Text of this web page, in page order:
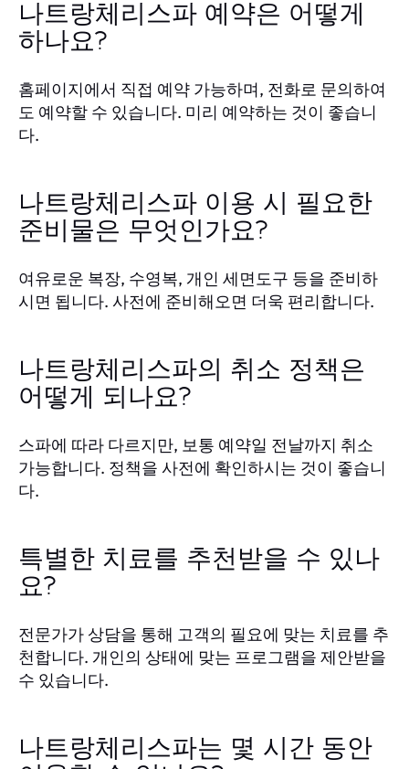
나트랑체리스파 예약은 어떻게
하나요?
홈페이지에서 직접 예약 가능하며, 전화로 문의하여
도 예약할 수 있습니다. 미리 예약하는 것이 좋습니
다.
나트랑체리스파 이용 시 필요한
준비물은 무엇인가요?
여유로운 복장, 수영복, 개인 세면도구 등을 준비하
시면 됩니다. 사전에 준비해오면 더욱 편리합니다.
나트랑체리스파의 취소 정책은
어떻게 되나요?
스파에 따라 다르지만, 보통 예약일 전날까지 취소
가능합니다. 정책을 사전에 확인하시는 것이 좋습니
다.
특별한 치료를 추천받을 수 있나
요?
전문가가 상담을 통해 고객의 필요에 맞는 치료를 추
천합니다. 개인의 상태에 맞는 프로그램을 제안받을
수 있습니다.
나트랑체리스파는 몇 시간 동안